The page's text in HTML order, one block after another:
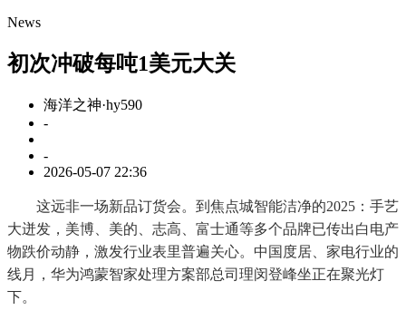
News
初次冲破每吨1美元大关
海洋之神·hy590
-
-
2026-05-07 22:36
这远非一场新品订货会。到焦点城智能洁净的2025：手艺
大迸发，美博、美的、志高、富士通等多个品牌已传出白电产
物跌价动静，激发行业表里普遍关心。中国度居、家电行业的
线月，华为鸿蒙智家处理方案部总司理闵登峰坐正在聚光灯
下。